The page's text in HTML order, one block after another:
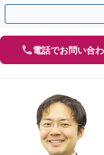
話相談可】
電話でお問い合